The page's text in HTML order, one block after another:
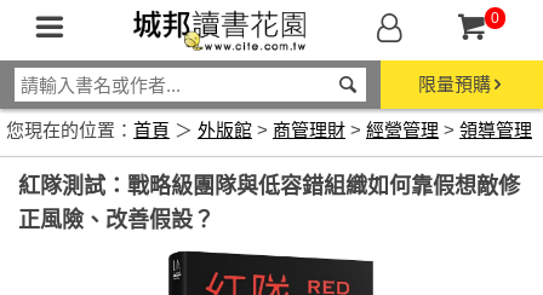
0
限量預購
您現在的位置： 首頁 ＞ 外版館 > 商管理財 > 經營管理 > 領導管理
紅隊測試：戰略級團隊與低容錯組織如何靠假想敵修
正風險、改善假設？